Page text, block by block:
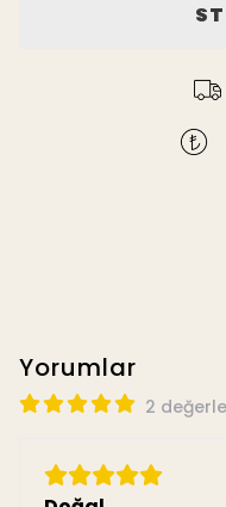
Yorumlar
2